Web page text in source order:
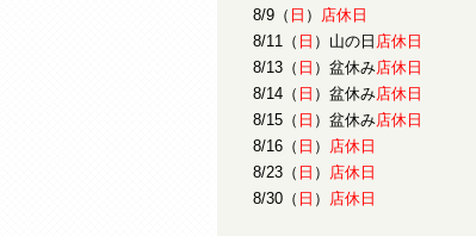
8/9（ 日 ） 店休日
8/11（ 日 ）山の日 店休日
8/13（ 日 ）盆休み店休日
8/14（ 日 ）盆休み店休日
8/15（ 日 ）盆休み店休日
8/16（ 日 ） 店休日
8/23（ 日 ） 店休日
8/30（ 日 ） 店休日